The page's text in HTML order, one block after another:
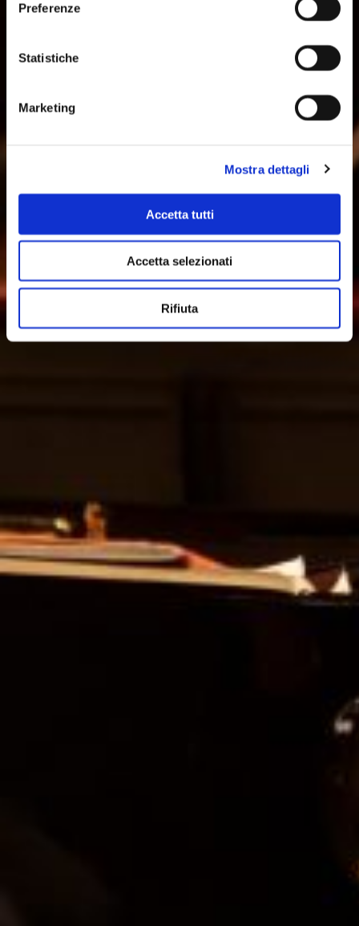
Preferenze
Statistiche
Marketing
Mostra dettagli
Accetta tutti
Accetta selezionati
Rifiuta